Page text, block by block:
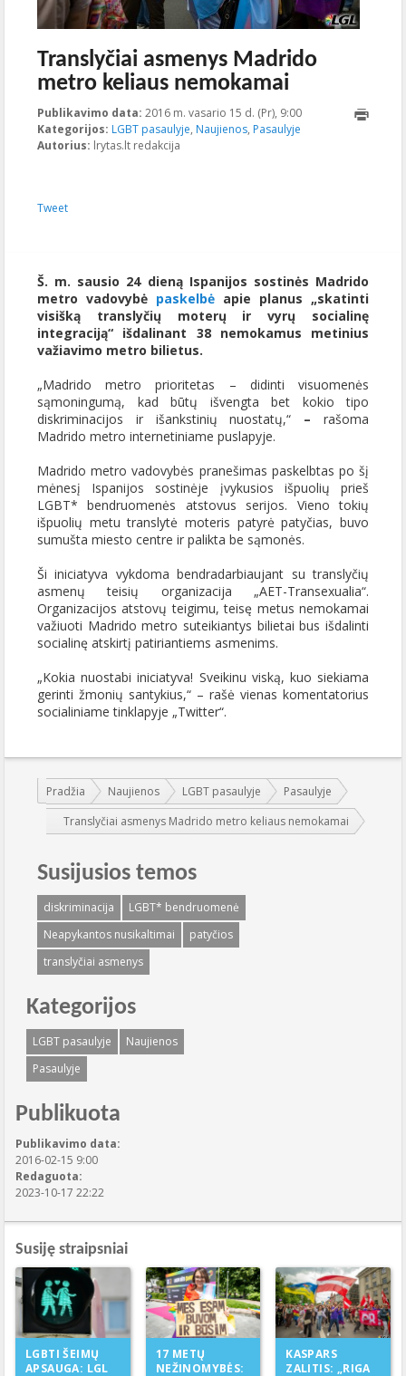
Translyčiai asmenys Madrido
metro keliaus nemokamai
Publikavimo data: 2016 m. vasario 15 d. (Pr), 9:00
Kategorijos: LGBT pasaulyje, Naujienos, Pasaulyje
Autorius: lrytas.lt redakcija
Tweet
Š. m. sausio 24 dieną Ispanijos sostinės Madrido
metro vadovybė paskelbė apie planus „skatinti
visišką translyčių moterų ir vyrų socialinę
integraciją“ išdalinant 38 nemokamus metinius
važiavimo metro bilietus.
„Madrido metro prioritetas – didinti visuomenės
sąmoningumą, kad būtų išvengta bet kokio tipo
diskriminacijos ir išankstinių nuostatų,“ – rašoma
Madrido metro internetiniame puslapyje.
Madrido metro vadovybės pranešimas paskelbtas po šį
mėnesį Ispanijos sostinėje įvykusios išpuolių prieš
LGBT* bendruomenės atstovus serijos. Vieno tokių
išpuolių metu translytė moteris patyrė patyčias, buvo
sumušta miesto centre ir palikta be sąmonės.
Ši iniciatyva vykdoma bendradarbiaujant su translyčių
asmenų teisių organizacija „AET-Transexualia“.
Organizacijos atstovų teigimu, teisę metus nemokamai
važiuoti Madrido metro suteikiantys bilietai bus išdalinti
socialinę atskirtį patiriantiems asmenims.
„Kokia nuostabi iniciatyva! Sveikinu viską, kuo siekiama
gerinti žmonių santykius,“ – rašė vienas komentatorius
socialiniame tinklapyje „Twitter“.
Jūs esate čia:
Pradžia Naujienos LGBT pasaulyje
Pasaulyje
Translyčiai asmenys Madrido metro keliaus nemokamai
Susijusios temos
diskriminacija
LGBT* bendruomenė
Neapykantos nusikaltimai
patyčios
translyčiai asmenys
Kategorijos
LGBT pasaulyje
Naujienos
Pasaulyje
Publikuota
Publikavimo data:
2016-02-15 9:00
Redaguota:
2023-10-17 22:22
Susiję straipsniai
LGBTI ŠEIMŲ
APSAUGA: LGL
17 METŲ
NEŽINOMYBĖS:
KASPARS
ZALITIS: „RIGA